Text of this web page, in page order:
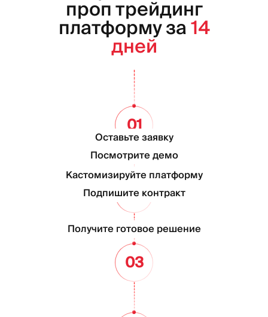
проп трейдинг
платформу за 14
дней
01
02
03
Оставьте заявку
Посмотрите демо
Кастомизируйте платформу
Подпишите контракт
Получите готовое решение